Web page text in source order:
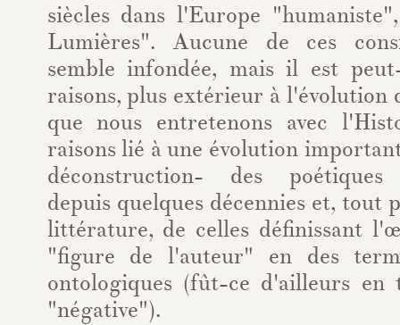
siècles dans l'Europe
Lumières". Aucune de ces
semble infondée, mais il est
raisons, plus extérieur à
que nous entretenons avec
raisons lié à une évolution
déconstruction- des poétiques
depuis quelques décennies et, tout
littérature, de celles définissant
"figure de l'auteur" en des
ontologiques (fût-ce d'ailleurs en
"négative").